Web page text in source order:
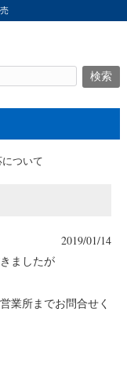
ついて
2019/01/14
ましたが
業所までお問合せく